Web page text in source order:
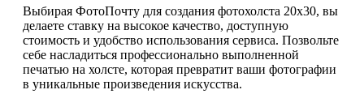
Выбирая ФотоПочту для создания фотохолста 20х30, вы
делаете ставку на высокое качество, доступную
стоимость и удобство использования сервиса. Позвольте
себе насладиться профессионально выполненной
печатью на холсте, которая превратит ваши фотографии
в уникальные произведения искусства.